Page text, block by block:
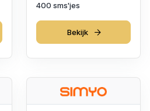
400 sms'jes
Bekijk